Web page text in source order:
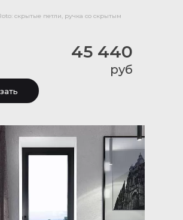
45 440
руб
скрытые петли, ручка со скрытым